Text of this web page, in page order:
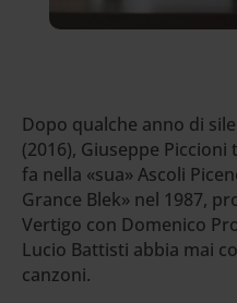
Dopo qualche anno di
(2016), Giuseppe
fa nella «sua» Ascoli
Grance Blek» nel 1987,
Vertigo con Domenico
Lucio Battisti abbia mai
canzoni.